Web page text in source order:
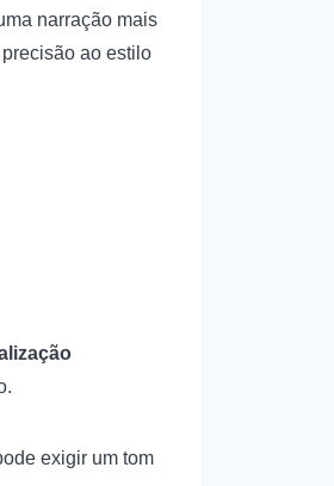
narração mais
ao estilo
exigir um tom